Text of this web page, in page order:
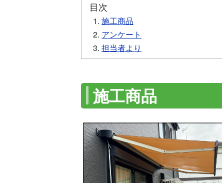
目次
施工商品
アンケート
担当者より
施工商品